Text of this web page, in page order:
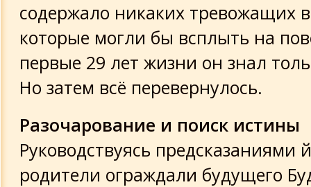
содержало никаких тревожащих
которые могли бы всплыть на
первые 29 лет жизни он знал
Но затем всё перевернулось.
Разочарование и поиск истины
Руководствуясь предсказаниями
родители ограждали будущего